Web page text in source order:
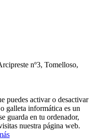
nº3, Tomelloso,
puedes activar o desactivar
galleta informática es un
guarda en tu ordenador,
nuestra página web.